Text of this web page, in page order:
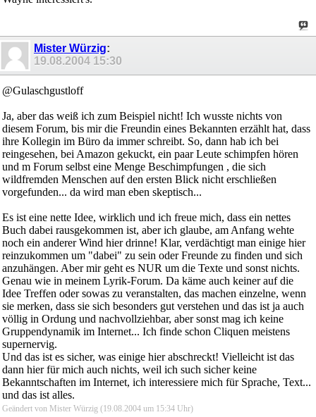
Mister Würzig:
19.08.2004 15:30
@Gulaschgustloff
Ja, aber das weiß ich zum Beispiel nicht! Ich wusste nichts von
diesem Forum, bis mir die Freundin eines Bekannten erzählt hat, dass
ihre Kollegin im Büro da immer schreibt. So, dann hab ich bei
reingesehen, bei Amazon gekuckt, ein paar Leute schimpfen hören
und m Forum selbst eine Menge Beschimpfungen , die sich
wildfremden Menschen auf den ersten Blick nicht erschließen
vorgefunden... da wird man eben skeptisch...
Es ist eine nette Idee, wirklich und ich freue mich, dass ein nettes
Buch dabei rausgekommen ist, aber ich glaube, am Anfang wehte
noch ein anderer Wind hier drinne! Klar, verdächtigt man einige hier
reinzukommen um "dabei" zu sein oder Freunde zu finden und sich
anzuhängen. Aber mir geht es NUR um die Texte und sonst nichts.
Genau wie in meinem Lyrik-Forum. Da käme auch keiner auf die
Idee Treffen oder sowas zu veranstalten, das machen einzelne, wenn
sie merken, dass sie sich besonders gut verstehen und das ist ja auch
völlig in Ordung und nachvollziehbar, aber sonst mag ich keine
Gruppendynamik im Internet... Ich finde schon Cliquen meistens
supernervig.
Und das ist es sicher, was einige hier abschreckt! Vielleicht ist das
dann hier für mich auch nichts, weil ich such sicher keine
Bekanntschaften im Internet, ich interessiere mich für Sprache, Text...
und das ist alles.
Geändert von Mister Würzig (19.08.2004 um 15:34 Uhr)